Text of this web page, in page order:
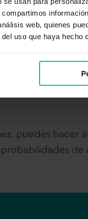
web, quienes
uso que haya hecho
a tu cuerpo
puedes hacer
de